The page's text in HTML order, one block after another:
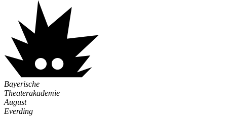
Bayerische
Theaterakademie
August
Everding